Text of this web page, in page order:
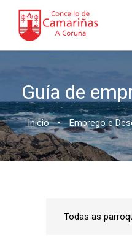
Guía de
Inicio • Emprego e